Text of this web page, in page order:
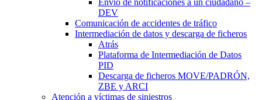
Envío de notificaciones a un ciudadano –
DEV
Comunicación de accidentes de tráfico
Intermediación de datos y descarga de ficheros
Atrás
Plataforma de Intermediación de Datos
PID
Descarga de ficheros MOVE/PADRÓN,
ZBE y ARCI
Atención a víctimas de siniestros